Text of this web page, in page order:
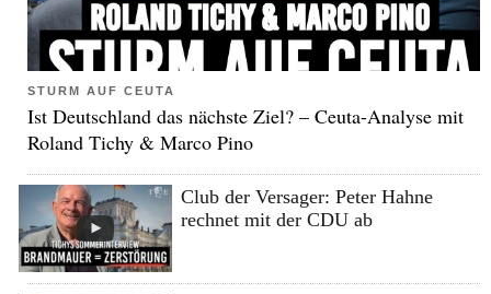
STURM AUF CEUTA
Ist Deutschland das nächste Ziel? – Ceuta-Analyse mit
Roland Tichy & Marco Pino
Club der Versager: Peter Hahne
rechnet mit der CDU ab